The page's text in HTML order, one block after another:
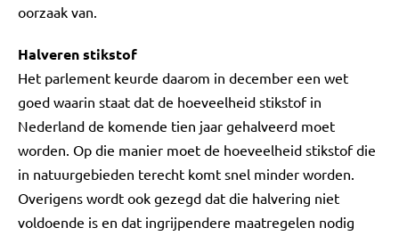
oorzaak van.
Halveren stikstof
Het parlement keurde daarom in december een wet
goed waarin staat dat de hoeveelheid stikstof in
Nederland de komende tien jaar gehalveerd moet
worden. Op die manier moet de hoeveelheid stikstof die
in natuurgebieden terecht komt snel minder worden.
Overigens wordt ook gezegd dat die halvering niet
voldoende is en dat ingrijpendere maatregelen nodig